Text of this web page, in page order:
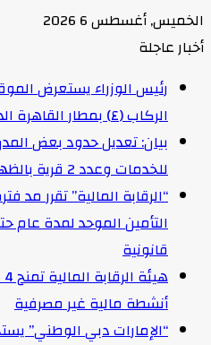
الخميس, أغسطس 6 2026
أخبار عاجلة
رئيس الوزراء يستعرض
الركاب (٤) بمطار القاهرة الدولي
بيان: تعديل حدود بعض
للخدمات وعدد 2 قرية بالظهير الصحراوي
“الرقابة المالية” تقرر مد
قانونية
أنشطة مالية غير مصرفية
“الإمارات دبي الوطني”